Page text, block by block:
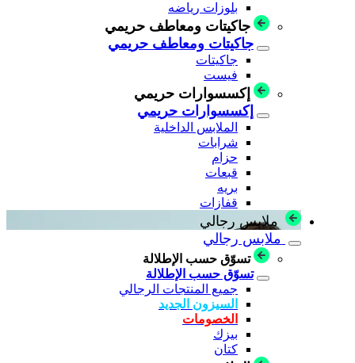
بلوزات رياضه
جاكيتات ومعاطف حريمي
جاكيتات ومعاطف حريمي
جاكيتات
فيست
إكسسوارات حريمي
إكسسوارات حريمي
الملابس الداخلية
شرابات
حزام
قبعات
بريه
قفازات
ملابس رجالي
ملابس رجالي
تسوّق حسب الإطلالة
تسوّق حسب الإطلالة
جميع المنتجات الرجالي
السيزون الجديد
الخصومات
بيزك
كتان